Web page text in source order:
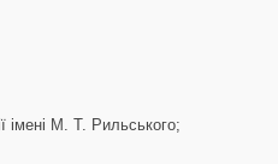
імені М. Т. Рильського;